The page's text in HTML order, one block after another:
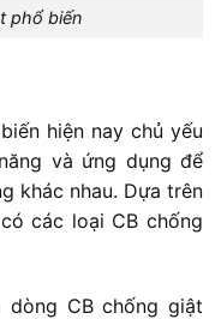
phổ biến
hiện nay chủ yếu
và ứng dụng để
khác nhau. Dựa trên
các loại CB chống
dòng CB chống giật